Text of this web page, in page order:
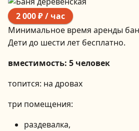
2 000 ₽ / час
Минимальное время аренды
Дети до шести лет бесплатно.
вместимость: 5 человек
топится: на дровах
три помещения:
раздевалка,